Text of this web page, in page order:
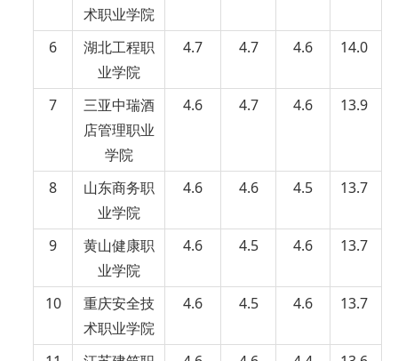
术职业学院
6
湖北工程职
业学院
4.7 4.7 4.6 14.0
7
三亚中瑞酒
店管理职业
学院
4.6 4.7 4.6 13.9
8
山东商务职
业学院
4.6 4.6 4.5 13.7
9
黄山健康职
业学院
4.6 4.5 4.6 13.7
10
重庆安全技
术职业学院
4.6 4.5 4.6 13.7